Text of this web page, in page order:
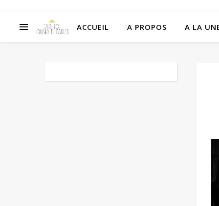
ACCUEIL A PROPOS A LA